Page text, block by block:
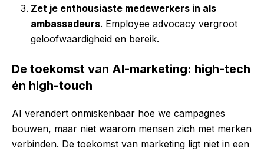
Zet je enthousiaste medewerkers in als
ambassadeurs. Employee advocacy vergroot
geloofwaardigheid en bereik.
De toekomst van AI-marketing: high-tech
én high-touch
AI verandert onmiskenbaar hoe we campagnes
bouwen, maar niet waarom mensen zich met merken
verbinden. De toekomst van marketing ligt niet in een